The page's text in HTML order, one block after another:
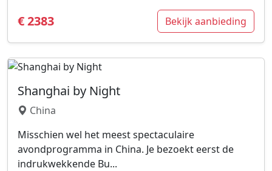
€ 2383 Bekijk aanbieding
Shanghai by Night
China
Misschien wel het meest spectaculaire
avondprogramma in China. Je bezoekt eerst de
indrukwekkende Bu...